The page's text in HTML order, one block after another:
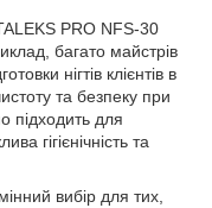
PRO NFS-30
багато майстрів
нігтів клієнтів в
та безпеку при
підходить для
гігієнічність та
вибір для тих,